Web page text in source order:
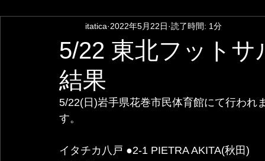
5/22 東北フット
結果
itatica 2022年5月22日 読了時間: 1分
5/22(日)岩手県花巻市民体育館にて行われ
す。
イタチカ八戸 ●2-1 PIETRA AKITA(秋田)